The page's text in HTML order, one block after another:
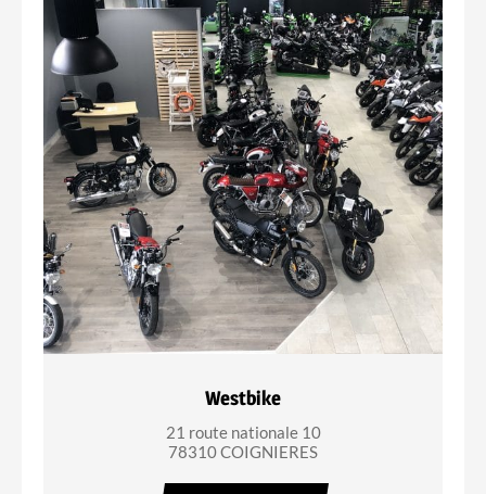
Westbike
21 route nationale 10
78310 COIGNIERES